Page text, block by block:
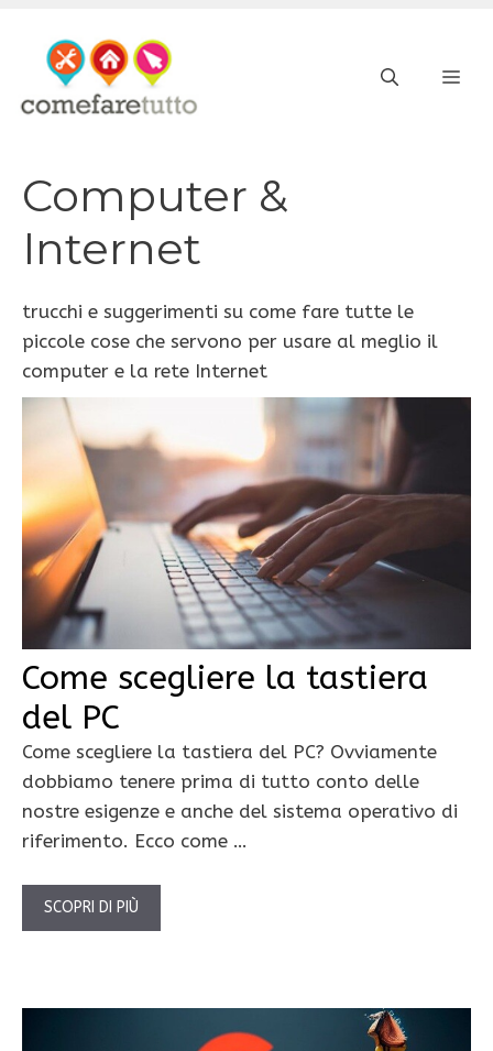
contenuto
Computer &
Internet
trucchi e suggerimenti su come fare tutte le
piccole cose che servono per usare al meglio il
computer e la rete Internet
Come scegliere la tastiera
del PC
Come scegliere la tastiera del PC? Ovviamente
dobbiamo tenere prima di tutto conto delle
nostre esigenze e anche del sistema operativo di
riferimento. Ecco come …
SCOPRI DI PIÙ